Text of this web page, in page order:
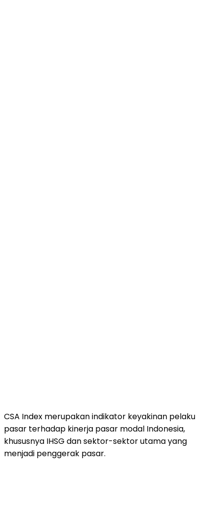
CSA Index merupakanindikator keyakinan pelaku
pasar terhadap kinerja pasar modal Indonesia,
khususnya IHSG dansektor-sektorutamayang
menjadi penggerak pasar.